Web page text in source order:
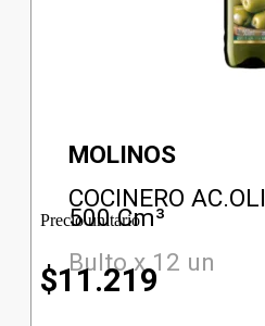
MOLINOS
COCINERO
500 Cm³
Bulto x 12 un
Precio unitario
$11.219